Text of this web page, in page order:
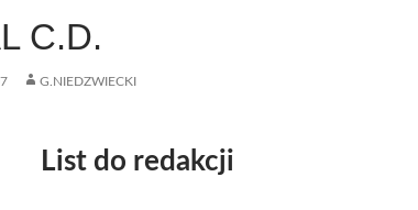
C.D.
G.NIEDZWIECKI
List do redakcji